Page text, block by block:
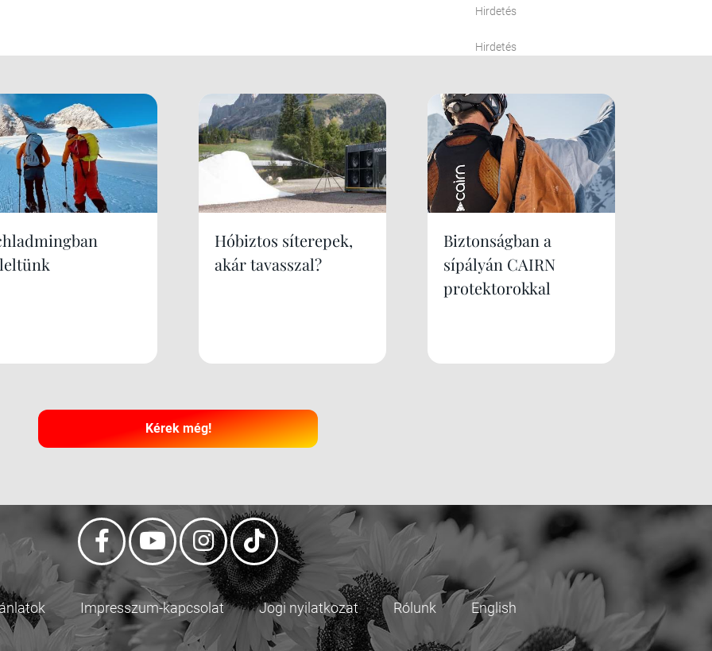
Hirdetés
Hirdetés
Hóbiztos síterepek,
akár tavasszal?
Biztonságban a
sípályán CAIRN
protektorokkal
Kérek még!
Impresszum-kapcsolat Jogi nyilatkozat Rólunk English